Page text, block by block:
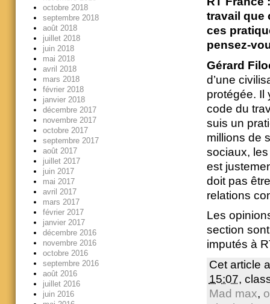
travail que
ces
pensez-
Gérard
d’une
protégée. Il
code du
suis un
millions de
sociaux,
est
doit pas
relations
Les
section
imputés à
Cet article
15:07,
Mad max,
octobre 2018
septembre 2018
août 2018
juillet 2018
juin 2018
mai 2018
avril 2018
mars 2018
février 2018
janvier 2018
décembre 2017
novembre 2017
octobre 2017
septembre 2017
août 2017
juillet 2017
juin 2017
mai 2017
avril 2017
mars 2017
février 2017
janvier 2017
décembre 2016
novembre 2016
octobre 2016
septembre 2016
août 2016
juillet 2016
juin 2016